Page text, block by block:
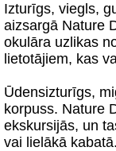
Izturīgs, viegls,
aizsargā Nature
okulāra uzlikas
lietotājiem, kas
Ūdensizturīgs,
korpuss. Nature
ekskursijās, un
vai lielākā kabatā.